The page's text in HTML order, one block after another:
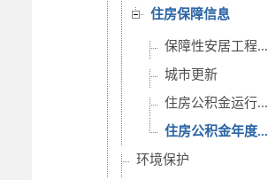
住房保障信息
保障性安居工程...
城市更新
住房公积金运行...
住房公积金年度...
环境保护